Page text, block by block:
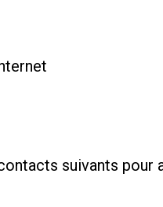
suivants pour